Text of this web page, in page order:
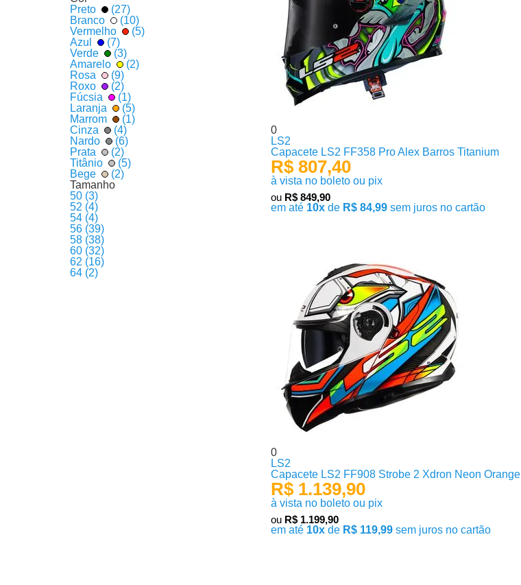
Preto
(27)
Branco
(10)
Vermelho
(5)
Azul
(7)
Verde
(3)
Amarelo
(2)
Rosa
(9)
Roxo
(2)
Fúcsia
(1)
Laranja
(5)
Marrom
(1)
Cinza
(4)
Nardo
(6)
Prata
(2)
Titânio
(5)
Bege
(2)
Tamanho
50 (3)
52 (4)
54 (4)
56 (39)
58 (38)
60 (32)
62 (16)
64 (2)
0
LS2
Capacete LS2 FF358 Pro Alex Barros Titanium
R$ 807,40
à vista no boleto ou pix
ou R$ 849,90
em até 10xde R$ 84,99sem juros no cartão
0
LS2
Capacete LS2 FF908 Strobe 2 Xdron Neon Orange
R$ 1.139,90
à vista no boleto ou pix
ou R$ 1.199,90
em até 10xde R$ 119,99sem juros no cartão